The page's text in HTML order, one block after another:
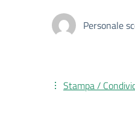
Personale
Stampa /